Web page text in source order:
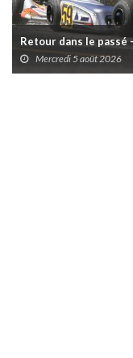
Retour dans le passé
Mercredi 5 août 2026